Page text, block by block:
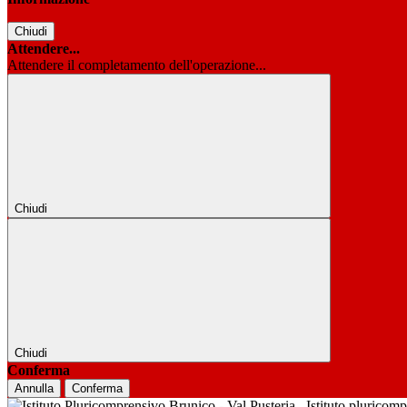
Chiudi
Attendere...
Attendere il completamento dell'operazione...
Chiudi
Chiudi
Conferma
Annulla Conferma